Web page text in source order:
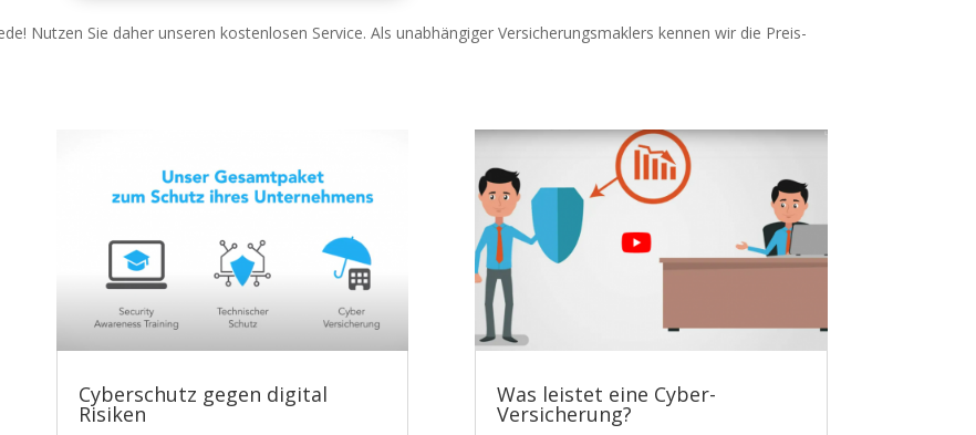
Nutzen Sie daher unseren kostenlosen Service. Als unabhängiger Versicherungsmaklers kennen wir die Preis-
Cyberschutz gegen digital
Risiken
Was leistet eine Cyber-
Versicherung?